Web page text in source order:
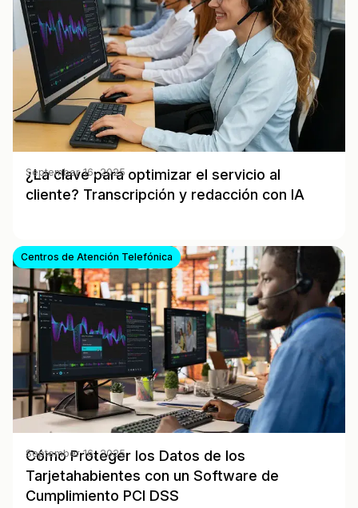
¿La clave para optimizar el servicio al
cliente? Transcripción y redacción con IA
September 16, 2025
Centros de Atención Telefónica
Cómo Proteger los Datos de los
Tarjetahabientes con un Software de
Cumplimiento PCI DSS
September 16, 2025